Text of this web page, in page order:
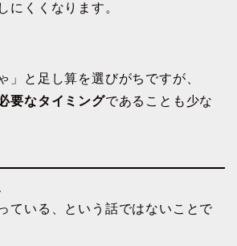
にくくなります。
」と足し算を選びがちですが、
要なタイミングであることも少な
ている、という話ではないことで